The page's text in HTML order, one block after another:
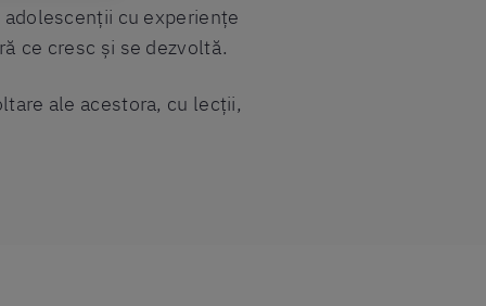
cu experiențe
ce cresc și se dezvoltă.
ale acestora, cu lecții,